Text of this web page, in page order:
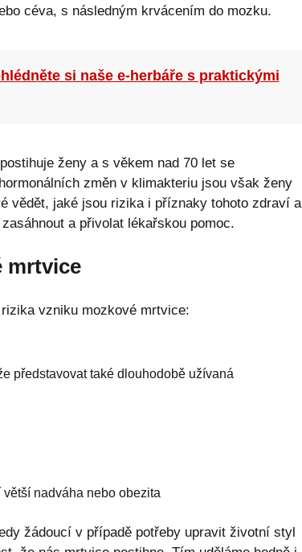
céva, s následným krvácením do mozku.
si naše e-herbáře s praktickými
ženy a s věkem nad 70 let se
změn v klimakteriu jsou však ženy
vědět, jaké jsou rizika i příznaky tohoto zdraví a
a přivolat lékařskou pomoc.
mrtvice
vzniku mozkové mrtvice:
představovat také dlouhodobě užívaná
nadváha nebo obezita
žádoucí v případě potřeby upravit životní styl